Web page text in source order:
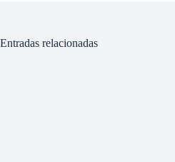
Entradas relacionadas